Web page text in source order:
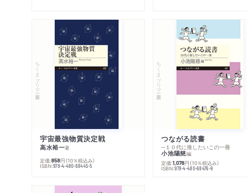
ちくまプリマー新書
宇宙最強物質決定戦
高水裕一著
定価:858円 （10％税込み）
ISBN:978-4-480-68445-5
ちくまプリマー新書
つながる読書
─１０代に推したいこの一冊
小池陽慈編
定価:1,078円 （10％税込み）
ISBN:978-4-480-68476-9